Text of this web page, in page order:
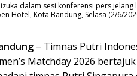
dalam sesi konferensi pers
Hotel, Kota Bandung, Selasa (2/6/
– Timnas Putri
Matchday 2026 bertajuk